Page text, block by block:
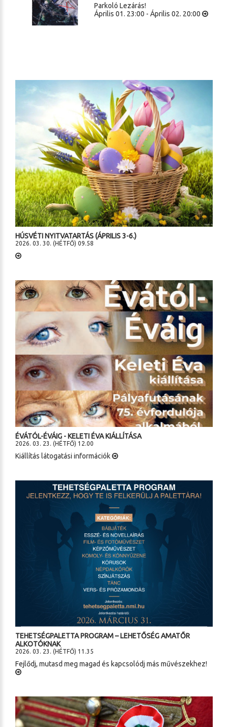
Parkoló Lezárás!
Április 01. 23:00 - Április 02. 20:00
HÚSVÉTI NYITVATARTÁS (ÁPRILIS 3-6.)
2026. 03. 30. (HÉTFŐ) 09.58
ÉVÁTÓL-ÉVÁIG - KELETI ÉVA KIÁLLÍTÁSA
2026. 03. 23. (HÉTFŐ) 12.00
Kiállítás látogatási információk
TEHETSÉGPALETTA PROGRAM – LEHETŐSÉG AMATŐR
ALKOTÓKNAK
2026. 03. 23. (HÉTFŐ) 11.35
Fejlődj, mutasd meg magad és kapcsolódj más művészekhez!